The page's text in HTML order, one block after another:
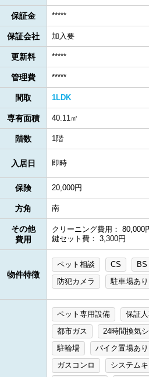
保証金 *****
保証会社 加入要
更新料 *****
管理費 *****
間取 1LDK
専有面積 40.11㎡
階数 1階
入居日 即時
保険 20,000円
方角 南
その他
費用
クリーニング費用： 80,000
鍵セット費： 3,300円
物件特徴
ペット相談 CS BS
防犯カメラ
駐車場あり
ペット専用設備 保証
都市ガス
24時間換気
駐輪場
バイク置場あり
ガスコンロ
システム